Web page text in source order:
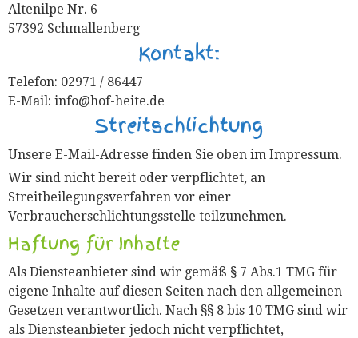
Altenilpe Nr. 6
57392 Schmallenberg
Kontakt:
Telefon: 02971 / 86447
E-Mail: info@hof-heite.de
Streitschlichtung
Unsere E-Mail-Adresse finden Sie oben im Impressum.
Wir sind nicht bereit oder verpflichtet, an
Streitbeilegungsverfahren vor einer
Verbraucherschlichtungsstelle teilzunehmen.
Haftung für Inhalte
Als Diensteanbieter sind wir gemäß § 7 Abs.1 TMG für
eigene Inhalte auf diesen Seiten nach den allgemeinen
Gesetzen verantwortlich. Nach §§ 8 bis 10 TMG sind wir
als Diensteanbieter jedoch nicht verpflichtet,